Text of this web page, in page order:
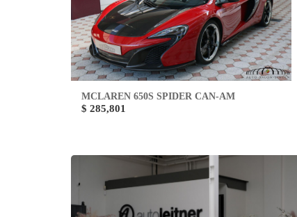
MCLAREN 650S SPIDER CAN-AM
$ 285,801